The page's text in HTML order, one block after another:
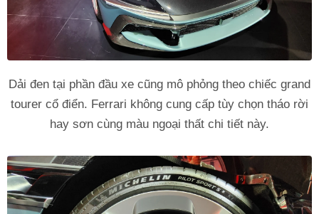
Dải đen tại phần đầu xe cũng mô phỏng theo chiếc grand
tourer cổ điển. Ferrari không cung cấp tùy chọn tháo rời
hay sơn cùng màu ngoại thất chi tiết này.